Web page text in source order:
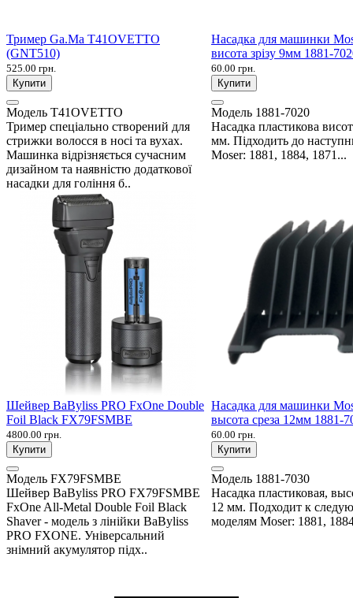
Тример Ga.Ma T41OVETTO
(GNT510)
525.00 грн.
Купити
Модель T41OVETTO
Тример спеціально створений для
стрижки волосся в носі та вухах.
Машинка відрізняється сучасним
дизайном та наявністю додаткової
насадки для гоління б..
Насадка для машинки
висота зрізу 9мм 1881-
60.00 грн.
Купити
Модель 1881-7020
Насадка пластикова
мм. Підходить до
Moser: 1881, 1884, 1871...
Шейвер BaByliss PRO FxOne Double
Foil Black FX79FSMBE
4800.00 грн.
Купити
Модель FX79FSMBE
Шейвер BaByliss PRO FX79FSMBE
FxOne All-Metal Double Foil Black
Shaver - модель з лінійки BaByliss
PRO FXONE. Універсальний
знімний акумулятор підх..
Насадка для машинки
высота среза 12мм 1881-
60.00 грн.
Купити
Модель 1881-7030
Насадка пластиковая,
12 мм. Подходит к
моделям Moser: 1881,